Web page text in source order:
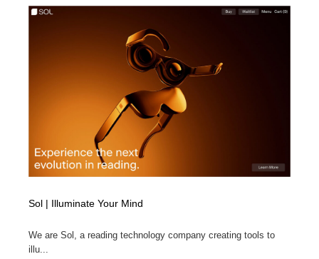
Sol | Illuminate Your Mind
We are Sol, a reading technology company creating tools to
illu...